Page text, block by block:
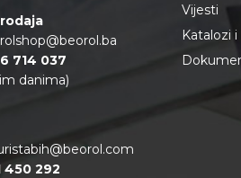
714 037
danima)
450 292
Vijesti
Katalozi